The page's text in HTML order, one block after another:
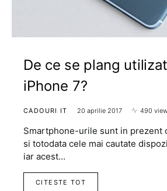
De ce se plang
iPhone 7?
CADOURI IT 20 aprilie 2017 490
Smartphone-urile sunt in prezent
si totodata cele mai cautate
iar acest…
CITESTE TOT